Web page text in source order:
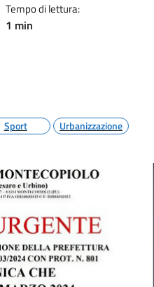
Tempo di lettura:
1 min
Sport Urbanizzazione